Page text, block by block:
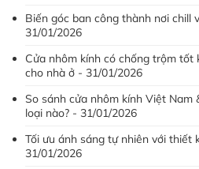
Biến góc ban công thành nơi chill
31/01/2026
Cửa nhôm kính có chống trộm tốt
cho nhà ở - 31/01/2026
So sánh cửa nhôm kính Việt Nam
loại nào? - 31/01/2026
Tối ưu ánh sáng tự nhiên với thiết
31/01/2026